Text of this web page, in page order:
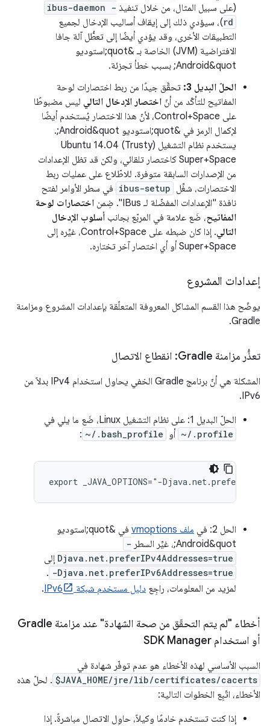
(على سبيل المثال، من خلال تنفيذ ibus-daemon -
rd)، سيؤدي ذلك إلى إيقاف أساليب الإدخال لجميع
التطبيقات الأخرى، وقد يؤدي أيضًا إلى تعطُّل آلة جافا
الافتراضية (JVM) الخاصة بـ &quot;استوديو
Android&quot; بسبب خطأ تجزئة.
الحلّ البديل 3:
تحقَّق جيدًا من ربط اختصارات لوحة
المفاتيح للتأكّد من أنّ اختصار الإدخال التالي ليس مضبوطًا
على Control+Space، لأنّ هذا الاختصار يُستخدم أيضًا
لإكمال الرمز في &quot;استوديو Android&quot;.
يستخدم نظام التشغيل Ubuntu 14.04 (Trusty)‎
‎Super+Space كاختصار تلقائي، ولكن قد تظل الإعدادات
من الإصدارات السابقة متوفرة. للاطّلاع على عمليات ربط
الاختصارات، شغِّل ibus-setup في سطر الأوامر لفتح
نافذة "الإعدادات المفضّلة لـ IBus". ضِمن
اختصارات لوحة
المفاتيح، ضَع علامة في المربّع بجانب أسلوب الإدخال
التالي
. إذا كان ضبطه على Control+Space، غيِّره إلى
Super+Space أو أي اختصار آخر تختاره.
إعدادات المشروع
يوضّح هذا القسم المشاكل المعروفة المتعلّقة بإعدادات المشروع ومزامنة
Gradle.
تعذُّر مزامنة Gradle: انقطاع الاتصال
المشكلة هي أنّ برنامج Gradle الخفي يحاول استخدام IPv4 بدلاً من
IPv6.
الحلّ البديل 1: على نظام التشغيل Linux، ضَع ما يلي في
~/.profile أو ~/.bash_profile
:
export _JAVA_OPTIONS="-
الحل 2: في ملف vmoptions
في &quot;استوديو
Android&quot;، غيِّر السطر
-
Djava.net.preferIPv4Addresses=true إلى
-Djava.net.preferIPv6Addresses=true
.
لمزيد من المعلومات، راجِع دليل مستخدم شبكة IPv6 .
أخطاء "لم يتم التحقّق من صحة الشهادة" عند مزامنة Gradle
أو استخدام SDK Manager
السبب الأساسي لهذه الأخطاء هو عدم توفّر شهادة في
$JAVA_HOME/jre/lib/certificates/cacerts . لحلّ هذه
الأخطاء، اتّبِع الخطوات التالية:
إذا كنت تستخدم خادمًا وكيلاً، حاوِل الاتصال مباشرةً. إذا